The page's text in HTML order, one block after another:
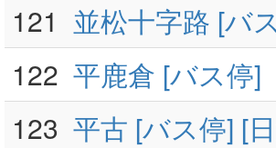
121 並松十字路 [バ
122 平鹿倉 [バス停]
123 平古 [バス停] [